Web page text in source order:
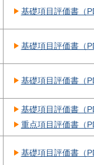
基礎項目評価書（
基礎項目評価書（
基礎項目評価書（
基礎項目評価書（
重点項目評価書（
基礎項目評価書（